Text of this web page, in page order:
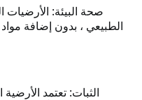
صحة البيئة:
الطبيعي ، بدون إضافة
الثبات: تعتمد